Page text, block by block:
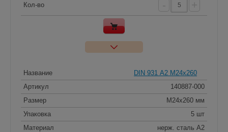
Кол-во
Название
DIN 931 А2 M24x260
Артикул
140887-000
Размер
M24x260 мм
Упаковка
5 шт
Материал
нерж. сталь A2